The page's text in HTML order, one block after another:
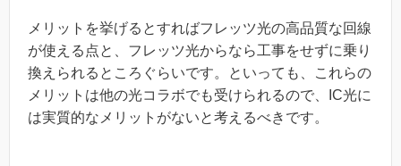
メリットを挙げるとすればフレッツ光の高品質な回線
が使える点と、フレッツ光からなら工事をせずに乗り
換えられるところぐらいです。といっても、これらの
メリットは他の光コラボでも受けられるので、IC光に
は実質的なメリットがないと考えるべきです。